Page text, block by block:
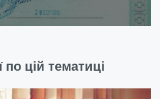
по цій тематиці